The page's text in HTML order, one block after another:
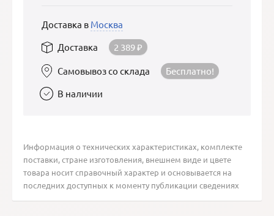
Доставка в Москва
Доставка
2 389₽
Самовывоз со склада
Бесплатно!
В наличии
Информация о технических характеристиках, комплекте
поставки, стране изготовления, внешнем виде и цвете
товара носит справочный характер и основывается на
последних доступных к моменту публикации сведениях